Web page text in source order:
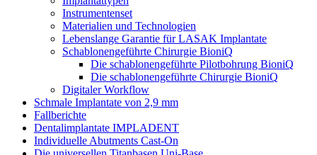
Instrumentenset
Materialien und Technologien
Lebenslange Garantie für LASAK Implantate
Schablonengeführte Chirurgie BioniQ
Die schablonengeführte Pilotbohrung BioniQ
Die schablonengeführte Chirurgie BioniQ
Digitaler Workflow
Schmale Implantate von 2,9 mm
Fallberichte
Dentalimplantate IMPLADENT
Individuelle Abutments Cast-On